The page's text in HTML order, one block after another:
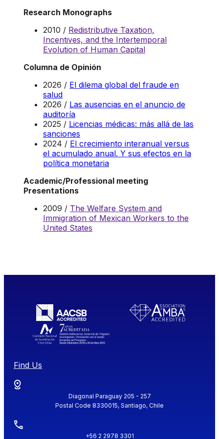
Research Monographs
2010 / Redistributive Taxation,
Incentives, and the Intertemporal
Evolution of Human Capital
Columna de Opinión
2026 / El dilema global del fraude en
salud
2026 / Las ausencias en el anuncio de
auditoría
2025 / Licencias médicas: más allá de las
sanciones
2024 / El crecimiento interanual versus
el acumulado anual. Y sus efectos en la
política monetaria
Academic/Professional meeting
Presentations
2009 / The Welfare System and
Immigration of Mexican Workers to the
United States
Find Us
Diagonal Paraguay 205 - 257
Postal Code 8330015, Santiago, Chile
+56 2 2978 3301